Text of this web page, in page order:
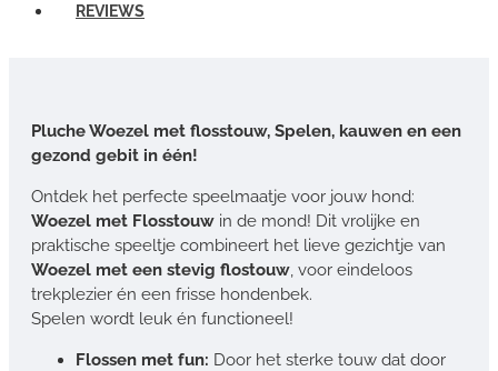
REVIEWS
Pluche Woezel met flosstouw, Spelen, kauwen en een
gezond gebit in één!
Ontdek het perfecte speelmaatje voor jouw hond:
Woezel met Flosstouw in de mond! Dit vrolijke en
praktische speeltje combineert het lieve gezichtje van
Woezel met een stevig flostouw, voor eindeloos
trekplezier én een frisse hondenbek.
Spelen wordt leuk én functioneel!
Flossen met fun: Door het sterke touw dat door